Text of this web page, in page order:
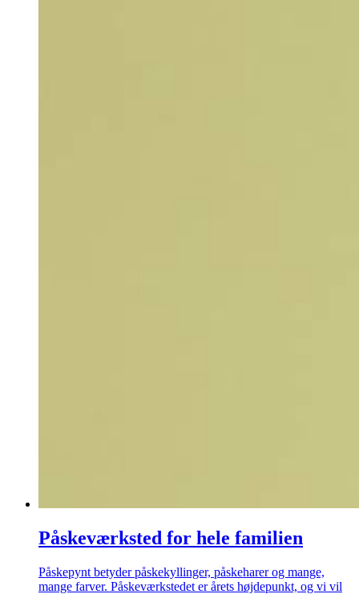
Påskeværksted for hele familien
Påskepynt betyder påskekyllinger, påskeharer og mange,
mange farver. Påskeværkstedet er årets højdepunkt, og vi vil